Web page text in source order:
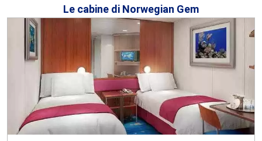
Le cabine di Norwegian Gem